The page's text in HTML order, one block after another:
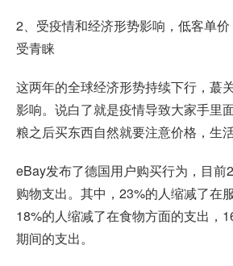
2、受疫情和经济形势影响，低客单
受青睐
这两年的全球经济形势持续下行，蕞
影响。说白了就是疫情导致大家手里
粮之后买东西自然就要注意价格，生
eBay发布了德国用户购买行为，目前
购物支出。其中，23%的人缩减了在
18%的人缩减了在食物方面的支出，
期间的支出。